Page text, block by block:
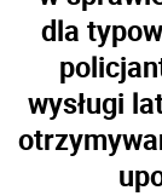
dla
wysługi